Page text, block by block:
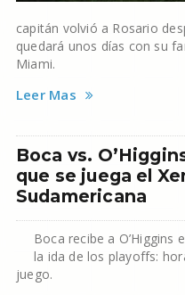
capitán volvió a Rosario
quedará unos días con su
Miami.
Leer Mas
Boca vs.
que se juega el
Sudamericana
Boca recibe a
la ida de los playoffs:
juego.